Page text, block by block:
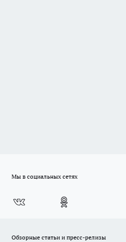
Мы в социальных сетях
Обзорные статьи и пресс-релизы